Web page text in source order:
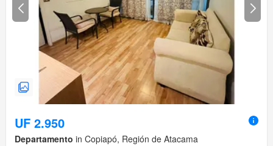
UF 2.950
Departamento in Copiapó, Región de Atacama